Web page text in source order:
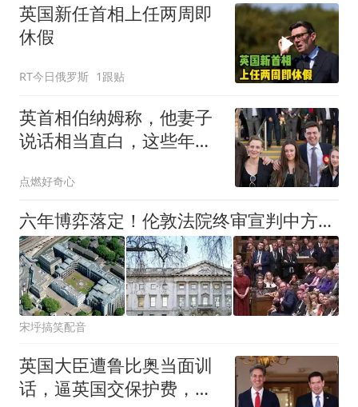
英国新任首相上任两周即
休假
RT今日俄罗斯 1跟贴
英首相伯纳姆称，他妻子
说话相当直白，这些年没
点燃好奇心
六年博弈落定！伦敦法院终审宣判中方全胜，英国对华阻拦计划落空
宋垀搞笑配音
英国大臣遭鲁比奥当面训
话，逼英国交保护费，不